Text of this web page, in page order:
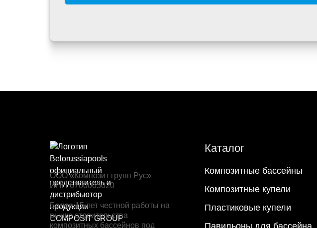
ООО «Композит групп Рус»
ИНН 6700005020
Более 15 лет честной работы на
рынке строительства
композитных бассейнов под
Каталог
Композитные бассейны
Композитные купели
Пластиковые купели
Павильоны для бассейна